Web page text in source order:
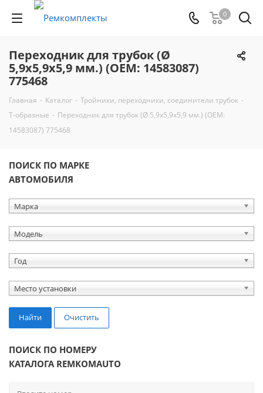
0
Переходник для трубок (Ø
5,9х5,9х5,9 мм.) (OEM: 14583087)
775468
Главная - Каталог - Тройники, переходники, соединители трубок -
Т-образные - Переходник для трубок (Ø 5,9х5,9х5,9 мм.) (OEM:
14583087) 775468
ПОИСК ПО МАРКЕ
АВТОМОБИЛЯ
Марка
Модель
Год
Место установки
Найти Очистить
ПОИСК ПО НОМЕРУ
КАТАЛОГА REMKOMAUTO